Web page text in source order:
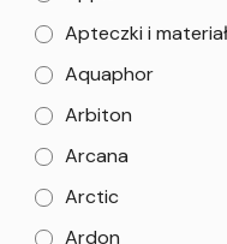
Apteczki i
Aquaphor
Arbiton
Arcana
Arctic
Ardon